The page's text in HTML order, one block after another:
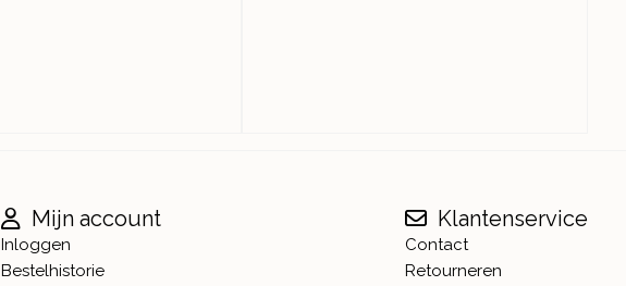
Mijn account
Inloggen
Bestelhistorie
Klantenservice
Contact
Retourneren